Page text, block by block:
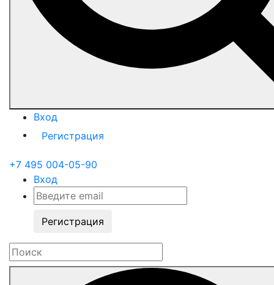
Вход
Регистрация
+7 495 004-05-90
Вход
Регистрация